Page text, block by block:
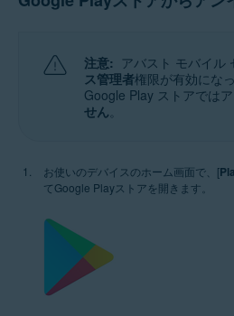
注意: アバスト モバイル
ス管理者権限が有効にな
Google Play ストアでは
せん。
お使いのデバイスのホーム画面で、[
てGoogle Playストアを開きます。